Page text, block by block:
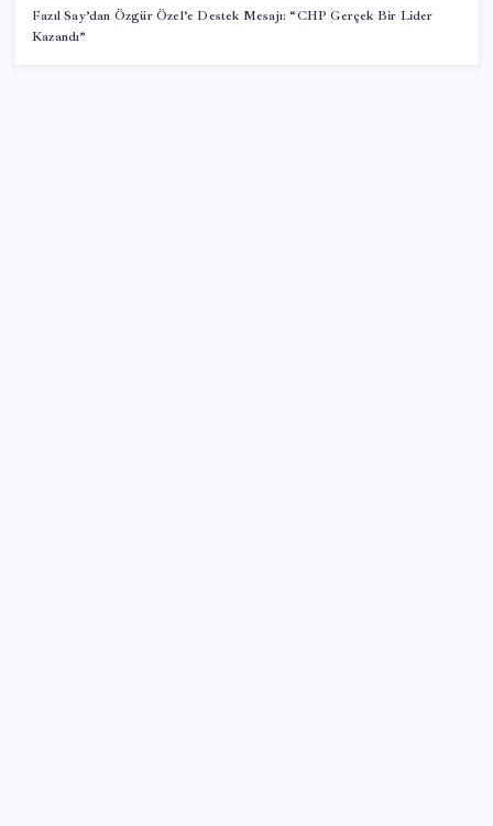
Fazıl Say’dan Özgür Özel’e Destek Mesajı: “CHP Gerçek Bir Lider
Kazandı”